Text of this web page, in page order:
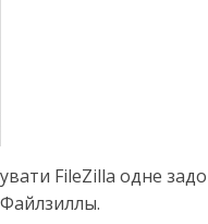
FileZilla одне
Файлзиллы.